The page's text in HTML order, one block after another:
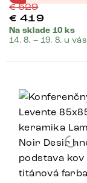
€529
€ 419
Na sklade 10 ks
14. 8. – 19. 8. u vás